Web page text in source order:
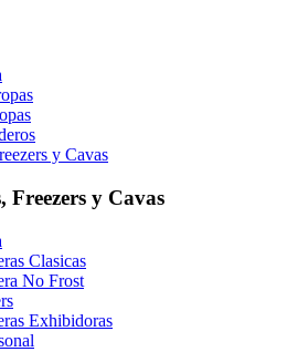
y Cavas
Freezers y Cavas
Clasicas
No Frost
Exhibidoras